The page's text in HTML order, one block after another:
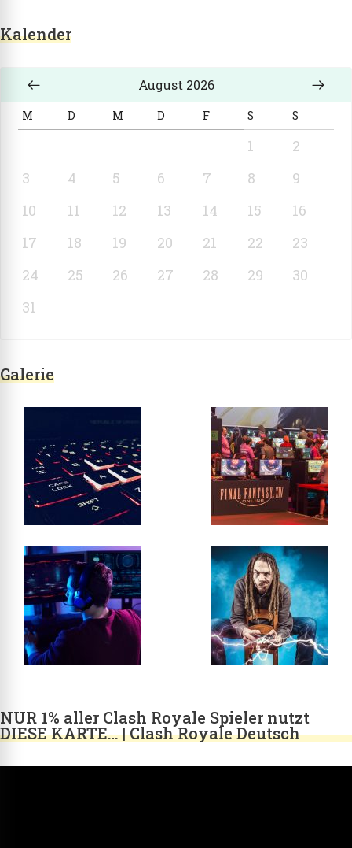
Kalender
August 2026
M D M D F S S
1
2
3
4 5 6 7 8
9
10
11 12 13 14 15
16
17
18 19 20 21 22
23
24
25 26 27 28 29
30
31
Galerie
NUR 1% aller Clash Royale Spieler nutzt
DIESE KARTE… | Clash Royale Deutsch